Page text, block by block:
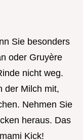
Sie besonders
oder Gruyère
nicht weg.
der Milch mit,
Nehmen Sie
heraus. Das
Kick!